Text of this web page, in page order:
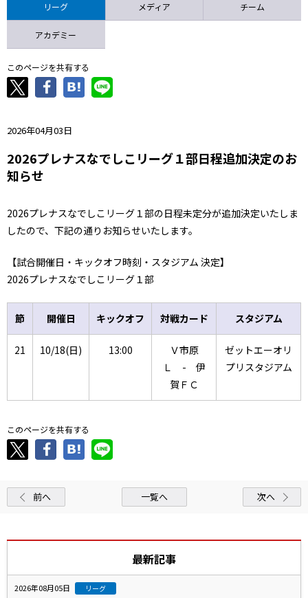
リーグ メディア チーム
アカデミー
このページを共有する
2026年04月03日
2026プレナスなでしこリーグ１部日程追加決定のお
知らせ
2026プレナスなでしこリーグ１部の日程未定分が追加決定いたしま
したので、下記の通りお知らせいたします。
【試合開催日・キックオフ時刻・スタジアム 決定】
2026プレナスなでしこリーグ１部
節 開催日 キックオフ 対戦カード スタジアム
21 10/18(日) 13:00
Ｖ市原
Ｌ - 伊
賀ＦＣ
ゼットエーオリ
プリスタジアム
このページを共有する
前へ 一覧へ 次へ
最新記事
2026年08月05日 リーグ